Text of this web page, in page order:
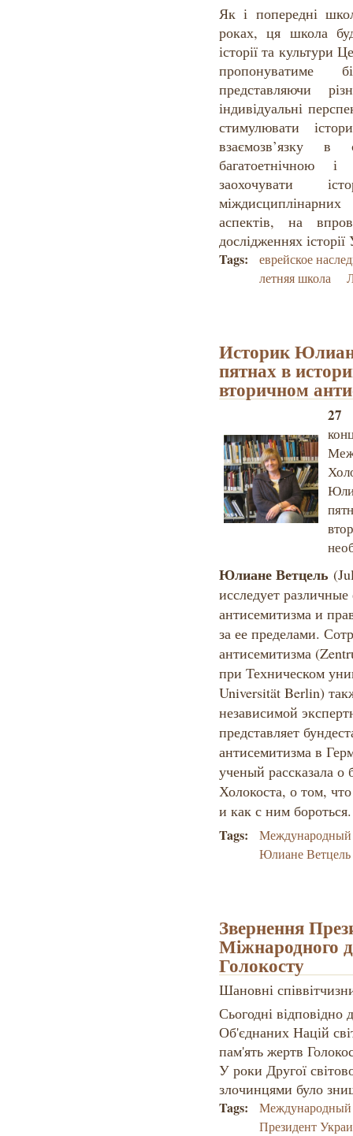
Як і попередні
роках, ця школа
історії та культури
пропонуватиме
представляючи
індивідуальні
стимулювати
взаємозв’язку
багатоетнічною і
заохочувати
аспектів, на
дослідженнях історії
Tags:
еврейское
летняя школа
Историк
пятнах в
вторичном
27
Юлиане Ветцель
исследует
антисемитизма и
за ее пределами.
антисемитизма
при Техническом
Universität Berlin)
независимой
представляет
антисемитизма в
ученый рассказала
Холокоста, о том,
и как с ним бороться.
Tags:
Международный
Юлиане Ветцель
Звернення
Міжнародного
Голокосту
Шановні
Сьогодні відповідно
Об'єднаних Націй
пам'ять жертв
У роки Другої
злочинцями було
Tags:
Международный
Президент